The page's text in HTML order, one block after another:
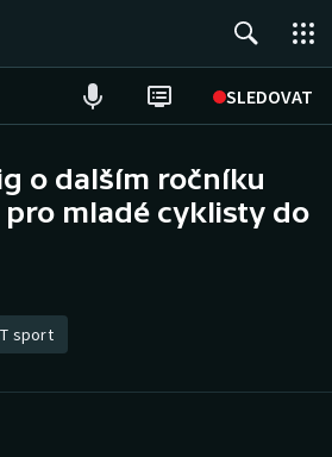
SLEDOVAT
o dalším ročníku
mladé cyklisty do
sport